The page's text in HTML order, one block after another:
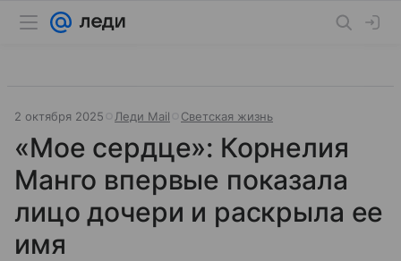
2 октября 2025 Леди Mail Светская жизнь
«Мое сердце»: Корнелия
Манго впервые показала
лицо дочери и раскрыла ее
имя